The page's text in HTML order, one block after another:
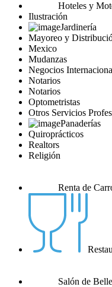
Hoteles y
Ilustración
Jardinería
Mayoreo y
Mexico
Mudanzas
Negocios
Notarios
Notarios
Optometristas
Otros Servicios
Panaderías
Quiroprácticos
Realtors
Religión
Renta de
Salón de